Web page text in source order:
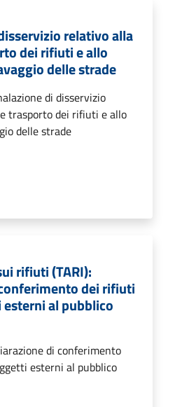
relativo alla
dei rifiuti e allo
delle strade
di disservizio
trasporto dei rifiuti e allo
delle strade
rifiuti (TARI):
dei rifiuti
al pubblico
di conferimento
esterni al pubblico